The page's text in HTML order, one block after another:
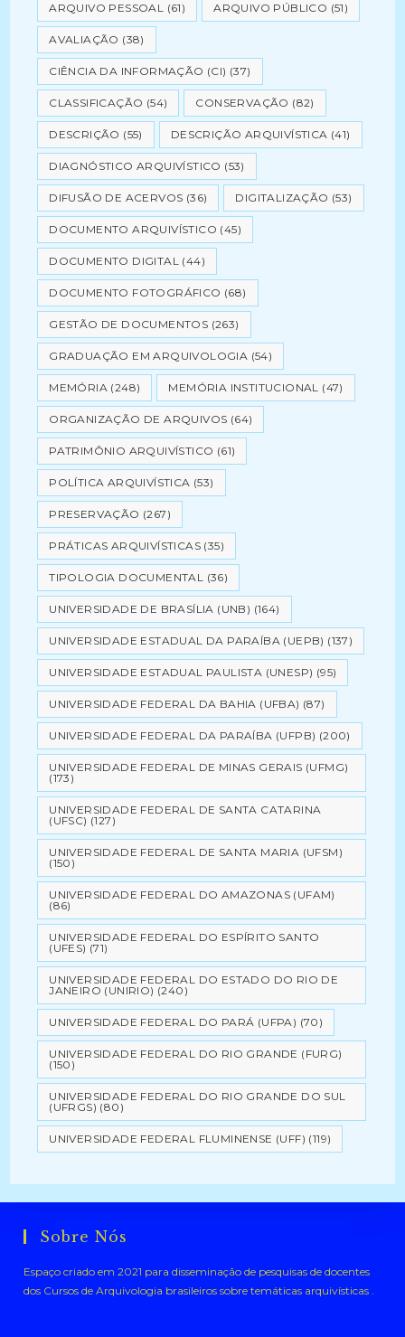
ARQUIVO PESSOAL (61) ARQUIVO PÚBLICO (51)
AVALIAÇÃO (38)
CIÊNCIA DA INFORMAÇÃO (CI) (37)
CLASSIFICAÇÃO (54) CONSERVAÇÃO (82)
DESCRIÇÃO (55) DESCRIÇÃO ARQUIVÍSTICA (41)
DIAGNÓSTICO ARQUIVÍSTICO (53)
DIFUSÃO DE ACERVOS (36) DIGITALIZAÇÃO (53)
DOCUMENTO ARQUIVÍSTICO (45)
DOCUMENTO DIGITAL (44)
DOCUMENTO FOTOGRÁFICO (68)
GESTÃO DE DOCUMENTOS (263)
GRADUAÇÃO EM ARQUIVOLOGIA (54)
MEMÓRIA (248) MEMÓRIA INSTITUCIONAL (47)
ORGANIZAÇÃO DE ARQUIVOS (64)
PATRIMÔNIO ARQUIVÍSTICO (61)
POLÍTICA ARQUIVÍSTICA (53)
PRESERVAÇÃO (267)
PRÁTICAS ARQUIVÍSTICAS (35)
TIPOLOGIA DOCUMENTAL (36)
UNIVERSIDADE DE BRASÍLIA (UNB) (164)
UNIVERSIDADE ESTADUAL DA PARAÍBA (UEPB) (137)
UNIVERSIDADE ESTADUAL PAULISTA (UNESP) (95)
UNIVERSIDADE FEDERAL DA BAHIA (UFBA) (87)
UNIVERSIDADE FEDERAL DA PARAÍBA (UFPB) (200)
UNIVERSIDADE FEDERAL DE MINAS GERAIS (UFMG)
(173)
UNIVERSIDADE FEDERAL DE SANTA CATARINA
(UFSC) (127)
UNIVERSIDADE FEDERAL DE SANTA MARIA (UFSM)
(150)
UNIVERSIDADE FEDERAL DO AMAZONAS (UFAM)
(86)
UNIVERSIDADE FEDERAL DO ESPÍRITO SANTO
(UFES) (71)
UNIVERSIDADE FEDERAL DO ESTADO DO RIO DE
JANEIRO (UNIRIO) (240)
UNIVERSIDADE FEDERAL DO PARÁ (UFPA) (70)
UNIVERSIDADE FEDERAL DO RIO GRANDE (FURG)
(150)
UNIVERSIDADE FEDERAL DO RIO GRANDE DO SUL
(UFRGS) (80)
UNIVERSIDADE FEDERAL FLUMINENSE (UFF) (119)
Sobre Nós
Espaço criado em 2021 para disseminação de pesquisas de docentes
dos Cursos de Arquivologia brasileiros sobre temáticas arquivísticas .